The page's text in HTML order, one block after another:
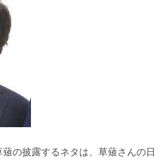
の披露するネタは、草薙さんの日